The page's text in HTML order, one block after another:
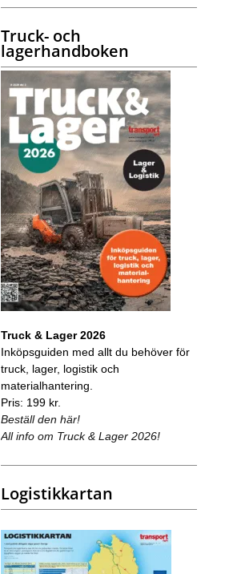
Truck- och
lagerhandboken
Truck & Lager 2026
Inköpsguiden med allt du behöver för
truck, lager, logistik och
materialhantering.
Pris: 199 kr.
Beställ den här!
All info om Truck & Lager 2026!
Logistikkartan